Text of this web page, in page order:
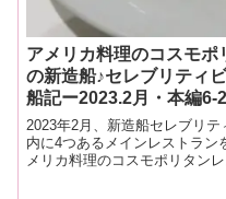
アメリカ料理のコスモ
の新造船♪セレブリティ
船記ー2023.2月・本編6-2
2023年2月、新造船セレブリ
内に4つあるメインレストラン
メリカ料理のコスモポリタン